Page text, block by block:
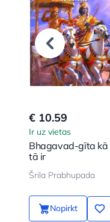
€ 10.59
Ir uz vietas
Bhagavad-gīta kā
tā ir
Šrila Prabhupada
Nopirkt